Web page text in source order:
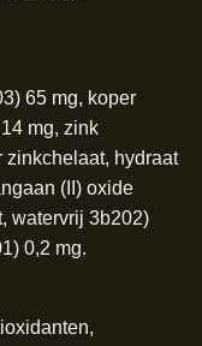
65 mg, koper
mg, zink
zinkchelaat, hydraat
(II) oxide
watervrij 3b202)
0,2 mg.